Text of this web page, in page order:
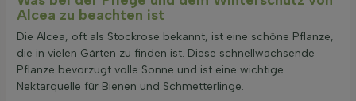
Alcea zu beachten ist
Die Alcea, oft als Stockrose bekannt, ist eine schöne Pflanze,
die in vielen Gärten zu finden ist. Diese schnellwachsende
Pflanze bevorzugt volle Sonne und ist eine wichtige
Nektarquelle für Bienen und Schmetterlinge.